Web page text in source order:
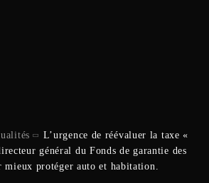
L’urgence de réévaluer la taxe «
général du Fonds de garantie des
mieux protéger auto et habitation.